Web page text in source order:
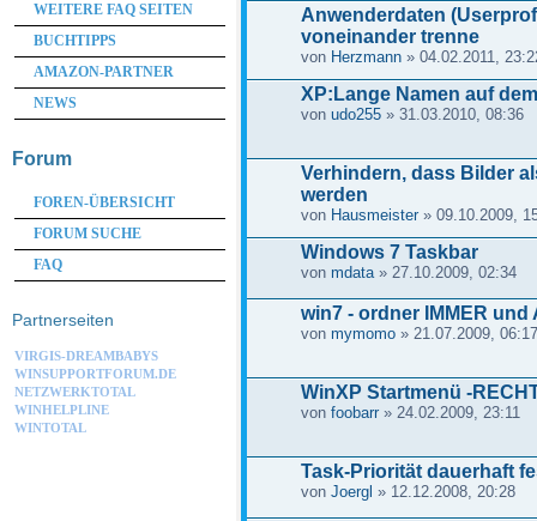
Anwenderdaten
voneinander trenne
von Herzmann» 04.02.2011,
XP:Lange Namen auf
von udo255» 31.03.2010, 08:36
Verhindern, dass Bilder
werden
von Hausmeister» 09.10.2009,
Windows 7 Taskbar
von mdata» 27.10.2009, 02:34
win7 - ordner IMMER und
von mymomo» 21.07.2009, 06:17
WinXP Startmenü -
von foobarr» 24.02.2009, 23:11
Task-Priorität dauerhaft
von Joergl » 12.12.2008, 20:28
WEITERE FAQ SEITEN
BUCHTIPPS
AMAZON-PARTNER
NEWS
Forum
FOREN-ÜBERSICHT
FORUM SUCHE
FAQ
Partnerseiten
VIRGIS-DREAMBABYS
WINSUPPORTFORUM.DE
NETZWERKTOTAL
WINHELPLINE
WINTOTAL